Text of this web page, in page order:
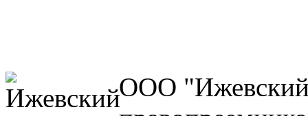
ООО "Ижевский